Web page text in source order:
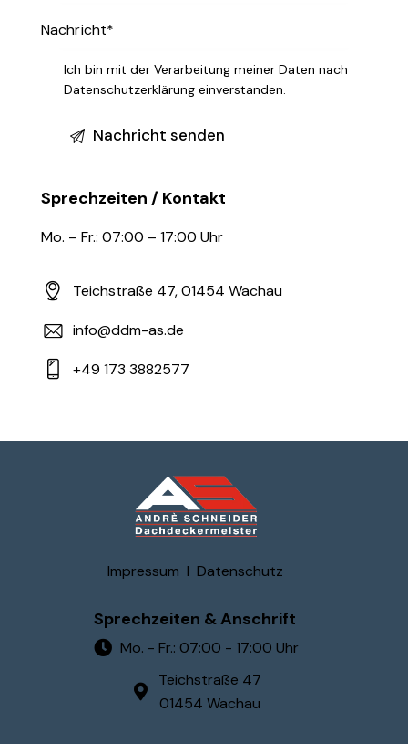
Ich bin mit der Verarbeitung meiner Daten nach
Datenschutzerklärung einverstanden.
Sprechzeiten / Kontakt
Mo. – Fr.: 07:00 – 17:00 Uhr
Teichstraße 47, 01454 Wachau
info@ddm-as.de
+49 173 3882577
Impressum I Datenschutz
Sprechzeiten & Anschrift
Mo. - Fr.: 07:00 - 17:00 Uhr
Teichstraße 47
01454 Wachau